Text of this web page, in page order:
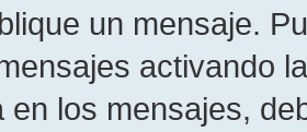
un mensaje.
activando
en los mensajes,